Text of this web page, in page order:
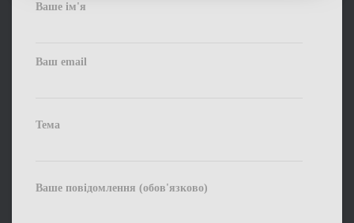
Ваше ім'я
Ваш email
Тема
Ваше повідомлення (обов'язково)